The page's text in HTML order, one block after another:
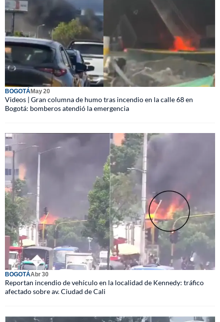
BOGOTÁMay 20
Videos | Gran columna de humo tras incendio en la calle 68 en
Bogotá: bomberos atendió la emergencia
BOGOTÁAbr 30
Reportan incendio de vehículo en la localidad de Kennedy: tráfico
afectado sobre av. Ciudad de Cali